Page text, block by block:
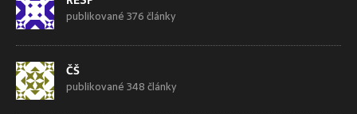
publikované 376 články
ČŠ
publikované 348 články